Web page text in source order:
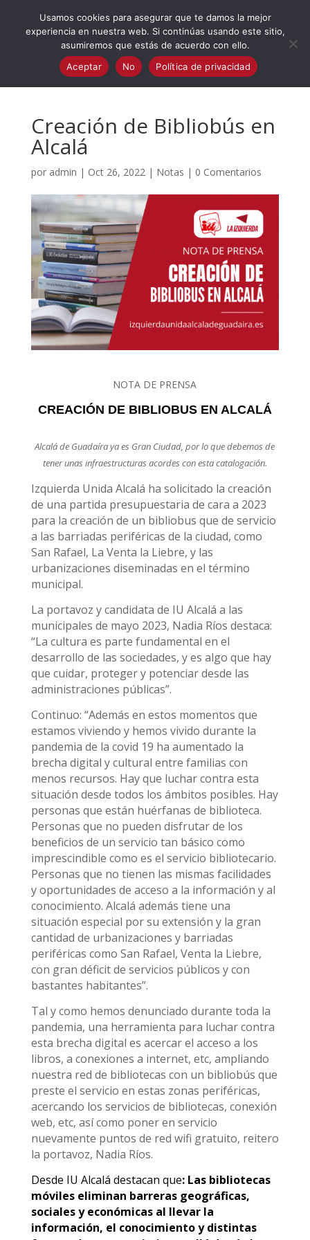
Creación de Bibliobús en
Alcalá
por admin | Oct 26, 2022| Notas | 0 Comentarios
NOTA DE PRENSA
CREACIÓN DE BIBLIOBUS EN ALCALÁ
Alcalá de Guadaíra ya es Gran Ciudad, por lo que debemos de
tener unas infraestructuras acordes con esta catalogación.
Izquierda Unida Alcalá ha solicitado la creación
de una partida presupuestaria de cara a 2023
para la creación de un bibliobus que de servicio
a las barriadas periféricas de la ciudad, como
San Rafael, La Venta la Liebre, y las
urbanizaciones diseminadas en el término
municipal.
La portavoz y candidata de IU Alcalá a las
municipales de mayo 2023, Nadia Ríos destaca:
“La cultura es parte fundamental en el
desarrollo de las sociedades, y es algo que hay
que cuidar, proteger y potenciar desde las
administraciones públicas”.
Continuo: “Además en estos momentos que
estamos viviendo y hemos vivido durante la
pandemia de la covid 19 ha aumentado la
brecha digital y cultural entre familias con
menos recursos. Hay que luchar contra esta
situación desde todos los ámbitos posibles. Hay
personas que están huérfanas de biblioteca.
Personas que no pueden disfrutar de los
beneficios de un servicio tan básico como
imprescindible como es el servicio bibliotecario.
Personas que no tienen las mismas facilidades
y oportunidades de acceso a la información y al
conocimiento. Alcalá además tiene una
situación especial por su extensión y la gran
cantidad de urbanizaciones y barriadas
periféricas como San Rafael, Venta la Liebre,
con gran déficit de servicios públicos y con
bastantes habitantes”.
Tal y como hemos denunciado durante toda la
pandemia, una herramienta para luchar contra
esta brecha digital es acercar el acceso a los
libros, a conexiones a internet, etc, ampliando
nuestra red de bibliotecas con un bibliobús que
preste el servicio en estas zonas periféricas,
acercando los servicios de bibliotecas, conexión
web, etc, así como poner en servicio
nuevamente puntos de red wifi gratuito, reitero
la portavoz, Nadia Ríos.
Desde IU Alcalá destacan que: Las bibliotecas
móviles eliminan barreras geográficas,
sociales y económicas al llevar la
información, el conocimiento y distintas
Usamos cookies para asegurar que te damos la mejor
experiencia en nuestra web. Si continúas usando este sitio,
asumiremos que estás de acuerdo con ello.
Aceptar
No Política de privacidad